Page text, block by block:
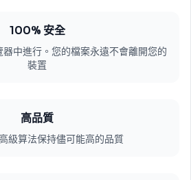
100% 安全
中進行。您的檔案永遠不會離開您的
裝置
高品質
級算法保持儘可能高的品質